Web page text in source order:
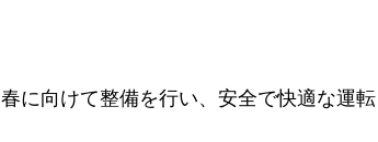
春に向けて整備を行い、安全で快適な運転